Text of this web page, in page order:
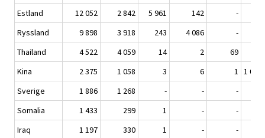
Estland
12 052 2 842 5 961 142 -
Ryssland
9 898 3 918 243 4 086 -
Thailand
4 522 4 059 14 2 69
Kina
2 375 1 058 3 6 1 1 078
Sverige
1 886 1 268 - - -
Somalia
1 433 299 1 - -
Iraq
1 197 330 1 - -